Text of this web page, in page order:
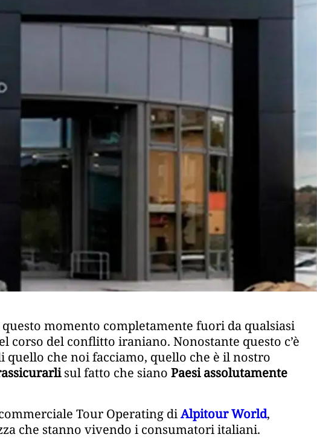
momento completamente fuori da qualsiasi
corso del conflitto iraniano. Nonostante questo c’è
quello che noi facciamo, quello che è il nostro
sul fatto che siano Paesi assolutamente
Tour Operating diAlpitour World,
che stanno vivendo i consumatori italiani.